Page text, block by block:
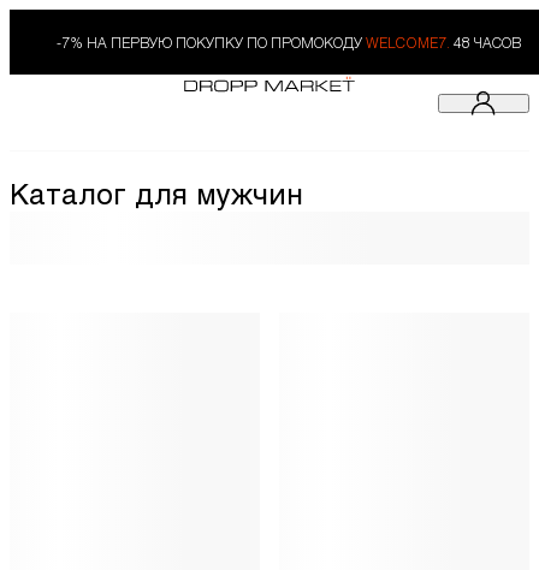
-7% НА ПЕРВУЮ ПОКУПКУ ПО ПРОМОКОДУ WELCOME7. 48 ЧАСОВ
Каталог для мужчин